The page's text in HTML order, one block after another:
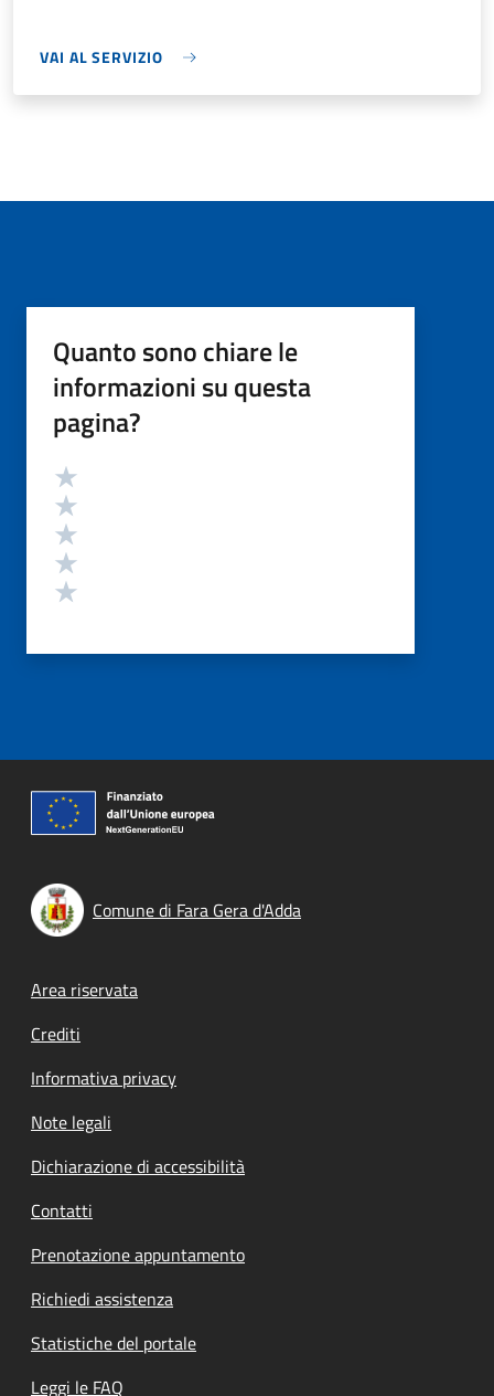
VAI AL SERVIZIO
Quanto sono chiare le
informazioni su questa
pagina?
Valutazione
Comune di Fara Gera d'Adda
Footer menu
Area riservata
Crediti
Informativa privacy
Note legali
Dichiarazione di accessibilità
Contatti
Prenotazione appuntamento
Richiedi assistenza
Statistiche del portale
Leggi le FAQ